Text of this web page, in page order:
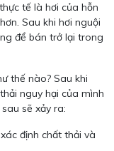
tế là hơi của hỗn
Sau khi hơi nguội
để bán trở lại trong
thế nào? Sau khi
nguy hại của mình
sẽ xảy ra:
định chất thải và